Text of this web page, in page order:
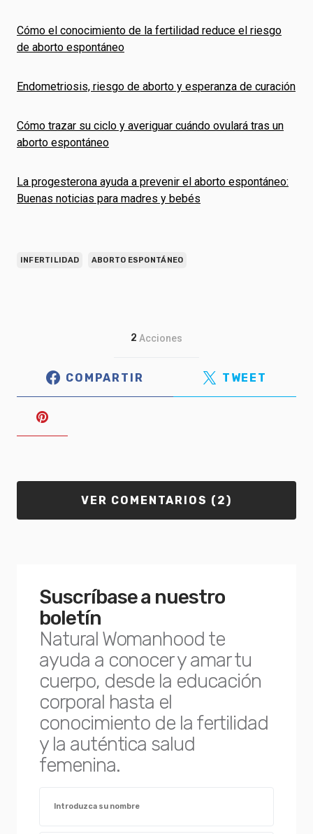
Cómo el conocimiento de la fertilidad reduce el riesgo
de aborto espontáneo
Endometriosis, riesgo de aborto y esperanza de curación
Cómo trazar su ciclo y averiguar cuándo ovulará tras un
aborto espontáneo
La progesterona ayuda a prevenir el aborto espontáneo:
Buenas noticias para madres y bebés
INFERTILIDAD ABORTO ESPONTÁNEO
2 Acciones
COMPARTIR TWEET
VER COMENTARIOS (2)
Suscríbase a nuestro
boletín
Natural Womanhood te
ayuda a conocer y amar tu
cuerpo, desde la educación
corporal hasta el
conocimiento de la fertilidad
y la auténtica salud
femenina.